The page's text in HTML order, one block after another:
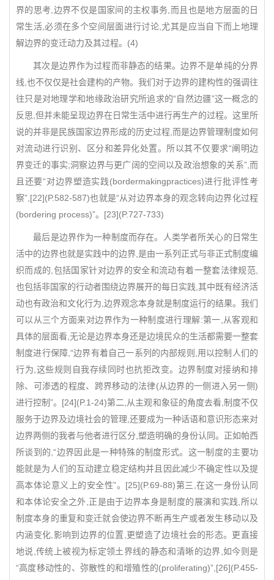
界的思考,边界不仅是国家间的主权事务,而且也是地方层面的日
常生活,必须在多个空间层面进行讨论,尤其是应当自下而上地理
解边界的变迁动力及其过程。(4)
其次是边界作为过程而非静态的结果。边界不是单纯的分界
线,也不仅仅是社会建构的产物。我们对于边界的建构性的强调往
往只是对地理学和地缘政治研究所追求的“自然边疆”这一概念的
反思,但并未能呈现边界在日常生活中进行再生产的过程。这里所
说的并非是民族国家边界形成的历史过程,而是边界管理制度如何
对流动进行识别、区分和差异化处置。所以其不仅要求“阐明边
界变迁的事实;洞察边界与更广阔的空间以及政治想象的关系”,而
且还要“对边界塑造实践(bordermakingpractices)进行批评性考
察”,[22](P.582-587)也就是“从对边界本身的观念转向边界化过程
(bordering process)”。[23](P.727-733)
最后是边界作为一种制度而存在。人类学者所关心的日常生
活中的边界也就是实践中的边界,是由一系列正式与非正式制度编
织而成的,包括国家针对边界的安全和流动有着一整套法律规范,
也包括非国家的行动者围绕边界展开的每日实践,其中既有经济活
动也有政治和文化行为,边界观念本身就是制度运行的结果。我们
可以从三个方面来对边界作为一种制度进行理解:第一,从客观和
具体的层面看,无论是边界本身还是边境民众的生活都需要一整套
制度进行保障,“边界有着自己一系列的内部规则,用以控制人们的
行为,这些规则自我存续同时也抗拒改变。边界制度对接纳和排
除、可渗透的程度、跨界移动的法律(从边界的一侧进入另一侧)
进行控制”。[24](P.1-24)第二,从主观和象征的角度去看,制度不仅
服务于边界及边境社会的管理,还要成为一种话语和意识形态来对
边界两侧的我者与他者进行区分,塑造明确的身份认同。正如帕西
所谈到的,“边界因此是一种特殊的制度形式。这一制度的主要功
能就是为人们的互动建立稳定结构并且因此减少不确定性以及提
高本体论意义上的安全性”。[25](P.69-88)第三,在这一身份认同
和本体论安全之外,正是由于边界本身是制度的展演和实践,所以
制度本身的重复和变迁就会使边界不断再生产或者发生移动以及
内涵变化,影响到边界的位置,更塑造了边境社会的形态。更直接
地说,传统上被视为标定领土界线的静态和清晰的边界,如今则是
“高度移动性的、弥散性的和增殖性的(proliferating)”,[26](P.455-